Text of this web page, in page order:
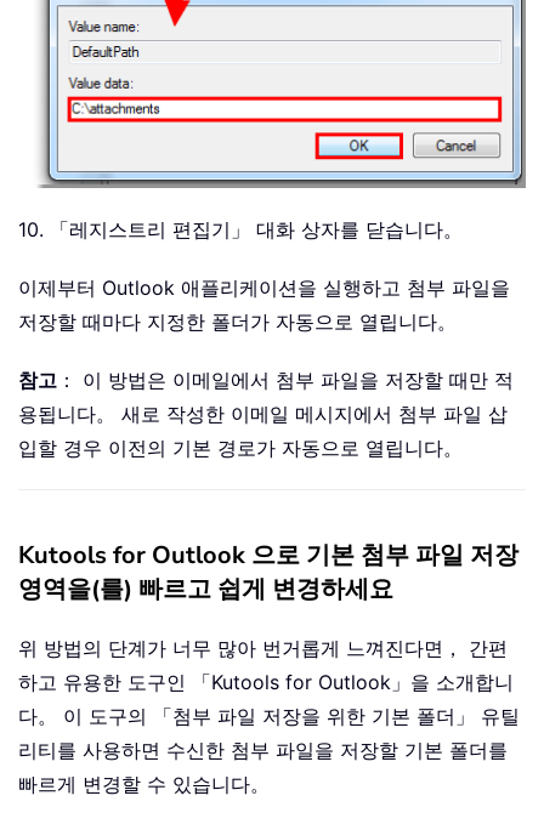
10. 「레지스트리 편집기」 대화 상자를 닫습니다。
이제부터 Outlook 애플리케이션을 실행하고 첨부 파일을
저장할 때마다 지정한 폴더가 자동으로 열립니다。
참고 ： 이 방법은 이메일에서 첨부 파일을 저장할 때만 적
용됩니다。 새로 작성한 이메일 메시지에서 첨부 파일 삽
입할 경우 이전의 기본 경로가 자동으로 열립니다。
Kutools for Outlook 으로 기본 첨부 파일 저장
영역을(를) 빠르고 쉽게 변경하세요
위 방법의 단계가 너무 많아 번거롭게 느껴진다면， 간편
하고 유용한 도구인 「Kutools for Outlook」을 소개합니
다。 이 도구의 「첨부 파일 저장을 위한 기본 폴더」 유틸
리티를 사용하면 수신한 첨부 파일을 저장할 기본 폴더를
빠르게 변경할 수 있습니다。